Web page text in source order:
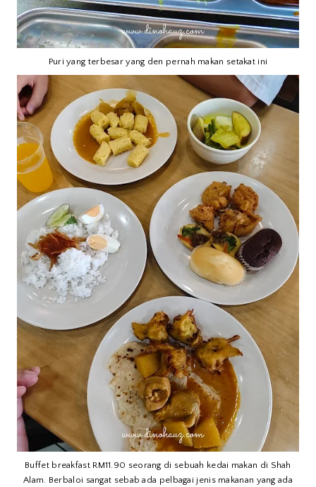
Puri yang terbesar yang den pernah makan setakat ini
Buffet breakfast RM11.90 seorang di sebuah kedai makan di Shah
Alam. Berbaloi sangat sebab ada pelbagai jenis makanan yang ada